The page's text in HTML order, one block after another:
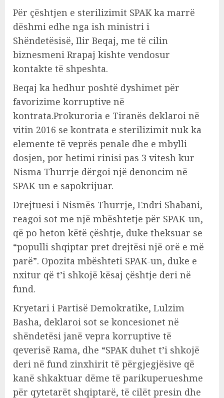
Për çështjen e sterilizimit SPAK ka marrë
dëshmi edhe nga ish ministri i
Shëndetësisë, Ilir Beqaj, me të cilin
biznesmeni Rrapaj kishte vendosur
kontakte të shpeshta.
Beqaj ka hedhur poshtë dyshimet për
favorizime korruptive në
kontrata.Prokuroria e Tiranës deklaroi në
vitin 2016 se kontrata e sterilizimit nuk ka
elemente të veprës penale dhe e mbylli
dosjen, por hetimi rinisi pas 3 vitesh kur
Nisma Thurrje dërgoi një denoncim në
SPAK-un e sapokrijuar.
Drejtuesi i Nismës Thurrje, Endri Shabani,
reagoi sot me një mbështetje për SPAK-un,
që po heton këtë çështje, duke theksuar se
“populli shqiptar pret drejtësi një orë e më
parë”. Opozita mbështeti SPAK-un, duke e
nxitur që t’i shkojë kësaj çështje deri në
fund.
Kryetari i Partisë Demokratike, Lulzim
Basha, deklaroi sot se koncesionet në
shëndetësi janë vepra korruptive të
qeverisë Rama, dhe “SPAK duhet t’i shkojë
deri në fund zinxhirit të përgjegjësive që
kanë shkaktuar dëme të parikuperueshme
për qytetarët shqiptarë, të cilët presin dhe